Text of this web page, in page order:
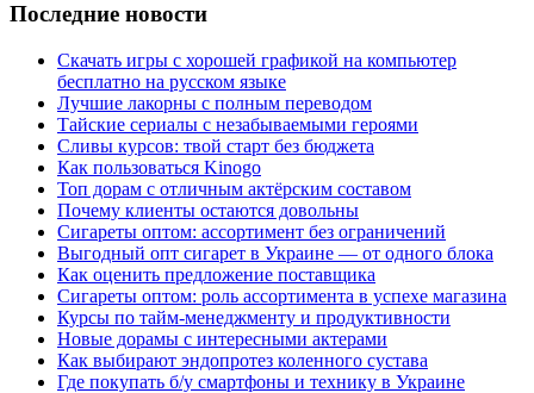
Последние новости
Скачать игры с хорошей графикой на компьютер
бесплатно на русском языке
Лучшие лакорны с полным переводом
Тайские сериалы с незабываемыми героями
Сливы курсов: твой старт без бюджета
Как пользоваться Kinogo
Топ дорам с отличным актёрским составом
Почему клиенты остаются довольны
Сигареты оптом: ассортимент без ограничений
Выгодный опт сигарет в Украине — от одного блока
Как оценить предложение поставщика
Сигареты оптом: роль ассортимента в успехе магазина
Курсы по тайм-менеджменту и продуктивности
Новые дорамы с интересными актерами
Как выбирают эндопротез коленного сустава
Где покупать б/у смартфоны и технику в Украине